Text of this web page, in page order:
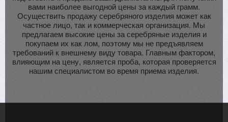
вами наиболее выгодной цены за каждый грамм.
Осуществить продажу серебряного изделия может как
частное лицо, так и коммерческая организация. Мы
предлагаем высокие цены за серебряные изделия и
покупаем их как лом, поэтому мы не предъявляем
требований к внешнему виду товара. Главным фактором,
влияющим на цену, является проба, которая проверяется
нашим специалистом во время приема изделия.